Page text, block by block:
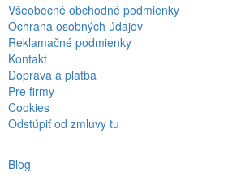
Všeobecné obchodné podmienky
Ochrana osobných údajov
Reklamačné podmienky
Kontakt
Doprava a platba
Pre firmy
Cookies
Odstúpiť od zmluvy tu
Blog